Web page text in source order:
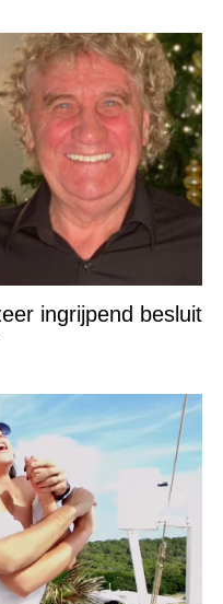
ingrijpend besluit